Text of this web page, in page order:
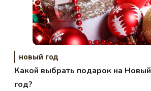
новый год
Какой выбрать подарок на Новый
год?